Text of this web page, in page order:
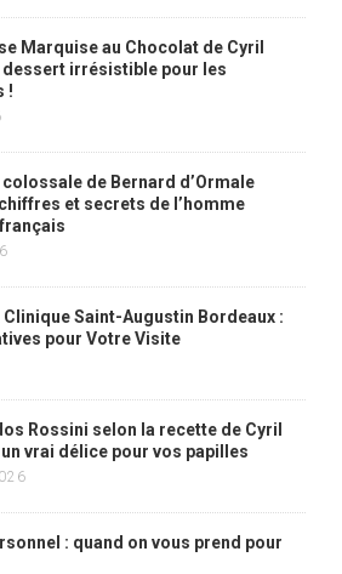
Marquise au Chocolat de Cyril
dessert irrésistible pour les
!
colossale de Bernard d’Ormale
et secrets de l’homme
Saint-Augustin Bordeaux :
pour Votre Visite
Rossini selon la recette de Cyril
un vrai délice pour vos papilles
: quand on vous prend pour